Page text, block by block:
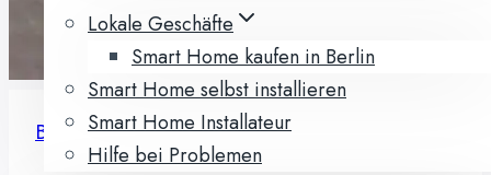
Lokale Geschäfte
Smart Home kaufen in Berlin
Smart Home selbst installieren
Smart Home Installateur
Hilfe bei Problemen
Bücher|Installation